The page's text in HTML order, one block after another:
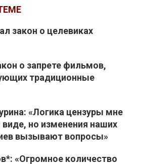
закон о целевиках
о запрете фильмов,
традиционные
«Логика цензуры мне
но изменения наших
вызывают вопросы»
«Огромное количество